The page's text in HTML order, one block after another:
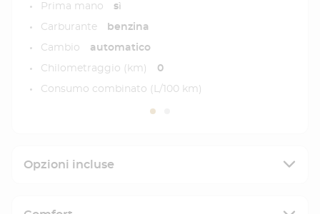
Prima mano sì
Carburante benzina
Cambio automatico
Chilometraggio (km) 0
Consumo combinato (L/100 km)
Opzioni incluse